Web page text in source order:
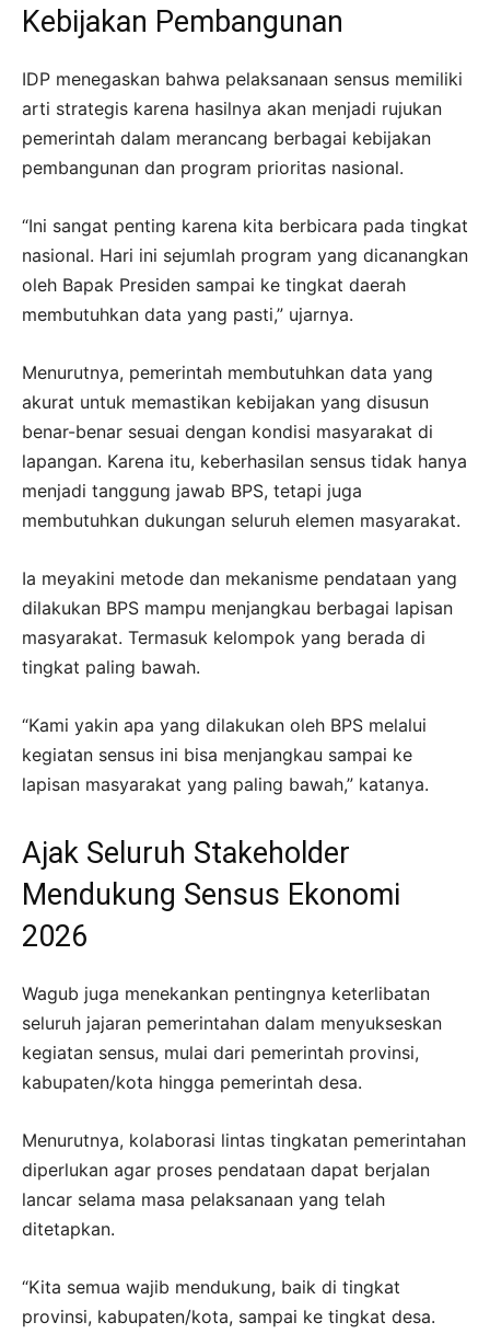
Kebijakan Pembangunan
IDP menegaskan bahwa pelaksanaan sensus memiliki
arti strategis karena hasilnya akan menjadi rujukan
pemerintah dalam merancang berbagai kebijakan
pembangunan dan program prioritas nasional.
“Ini sangat penting karena kita berbicara pada tingkat
nasional. Hari ini sejumlah program yang dicanangkan
oleh Bapak Presiden sampai ke tingkat daerah
membutuhkan data yang pasti,” ujarnya.
Menurutnya, pemerintah membutuhkan data yang
akurat untuk memastikan kebijakan yang disusun
benar-benar sesuai dengan kondisi masyarakat di
lapangan. Karena itu, keberhasilan sensus tidak hanya
menjadi tanggung jawab BPS, tetapi juga
membutuhkan dukungan seluruh elemen masyarakat.
Ia meyakini metode dan mekanisme pendataan yang
dilakukan BPS mampu menjangkau berbagai lapisan
masyarakat. Termasuk kelompok yang berada di
tingkat paling bawah.
“Kami yakin apa yang dilakukan oleh BPS melalui
kegiatan sensus ini bisa menjangkau sampai ke
lapisan masyarakat yang paling bawah,” katanya.
Ajak Seluruh Stakeholder
Mendukung Sensus Ekonomi
2026
Wagub juga menekankan pentingnya keterlibatan
seluruh jajaran pemerintahan dalam menyukseskan
kegiatan sensus, mulai dari pemerintah provinsi,
kabupaten/kota hingga pemerintah desa.
Menurutnya, kolaborasi lintas tingkatan pemerintahan
diperlukan agar proses pendataan dapat berjalan
lancar selama masa pelaksanaan yang telah
ditetapkan.
“Kita semua wajib mendukung, baik di tingkat
provinsi, kabupaten/kota, sampai ke tingkat desa.